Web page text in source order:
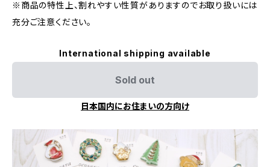
※商品の特性上、割れやすい性質がありますのでお取り扱いには
充分ご注意ください。
International shipping available
Sold out
日本国内にお住まいの方向け